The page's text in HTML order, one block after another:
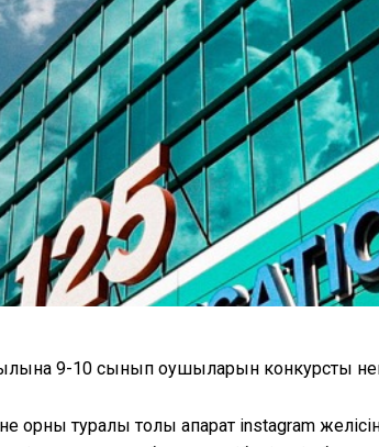
9-10 сынып оқушыларын конкурстық
туралы толық ақпарат instagram